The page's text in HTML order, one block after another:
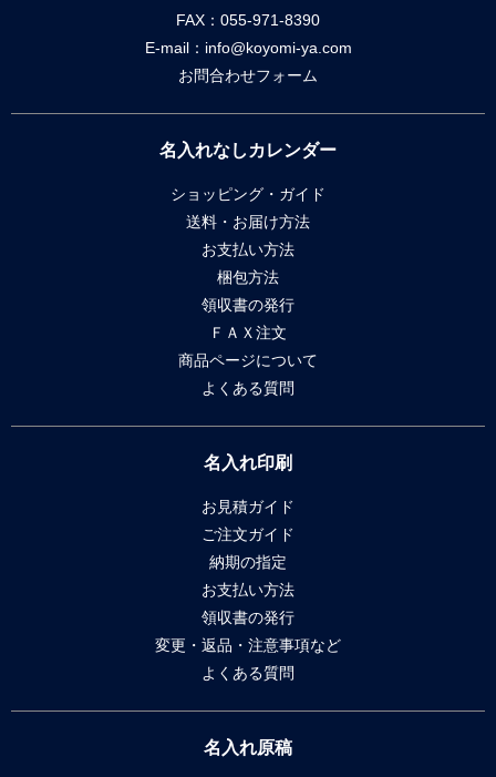
FAX：055-971-8390
E-mail： info@koyomi-ya.com
お問合わせフォーム
名入れなしカレンダー
ショッピング・ガイド
送料・お届け方法
お支払い方法
梱包方法
領収書の発行
ＦＡＸ注文
商品ページについて
よくある質問
名入れ印刷
お見積ガイド
ご注文ガイド
納期の指定
お支払い方法
領収書の発行
変更・返品・注意事項など
よくある質問
名入れ原稿